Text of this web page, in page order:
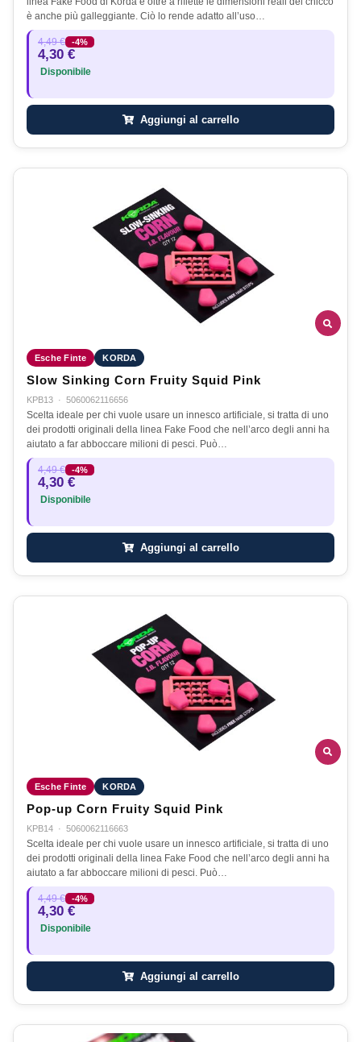
è anche più galleggiante. Ciò lo rende adatto all’uso…
4,49 € -4%
4,30 €
Disponibile
Aggiungi al carrello
Esche Finte KORDA
Slow Sinking Corn Fruity Squid Pink
KPB13 · 5060062116656
Scelta ideale per chi vuole usare un innesco artificiale, si tratta di uno
dei prodotti originali della linea Fake Food che nell’arco degli anni ha
aiutato a far abboccare milioni di pesci. Può…
4,49 € -4%
4,30 €
Disponibile
Aggiungi al carrello
Esche Finte KORDA
Pop-up Corn Fruity Squid Pink
KPB14 · 5060062116663
Scelta ideale per chi vuole usare un innesco artificiale, si tratta di uno
dei prodotti originali della linea Fake Food che nell’arco degli anni ha
aiutato a far abboccare milioni di pesci. Può…
4,49 € -4%
4,30 €
Disponibile
Aggiungi al carrello